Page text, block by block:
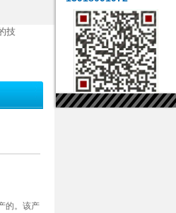
技
的。该产